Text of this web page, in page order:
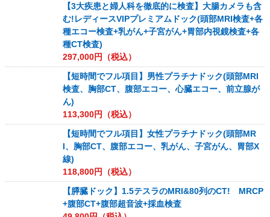
【3大疾患と婦人科を徹底的に検査】大腸カメラも含
む!レディースVIPプレミアムドック(頭部MRI検査+各
種エコー検査+乳がん+子宮がん+胃部内視鏡検査+各
種CT検査)
297,000円（税込）
【短時間でフル項目】男性プラチナドック(頭部MRI
検査、胸部CT、腹部エコー、心臓エコー、前立腺が
ん)
113,300円（税込）
【短時間でフル項目】女性プラチナドック(頭部MR
I、胸部CT、腹部エコー、乳がん、子宮がん、胃部X
線)
118,800円（税込）
【膵臓ドック】1.5テスラのMRI&80列のCT! MRCP
+腹部CT+腹部超音波+採血検査